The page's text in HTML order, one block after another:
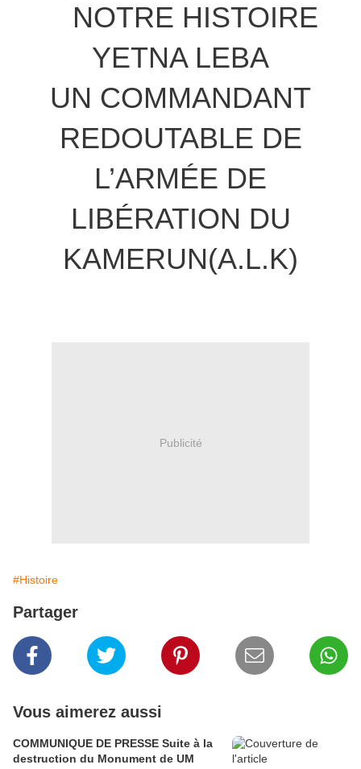
NOTRE HISTOIRE
YETNA LEBA
UN COMMANDANT
REDOUTABLE DE
L’ARMÉE DE
LIBÉRATION DU
KAMERUN(A.L.K)
Publicité
#Histoire
Partager
Vous aimerez aussi
COMMUNIQUE DE PRESSE Suite à la
destruction du Monument de UM